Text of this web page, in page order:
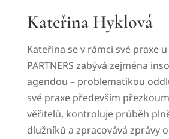
Kateřina Hyklová
Kateřina se v rámci své praxe u
PARTNERS zabývá zejména
agendou – problematikou
své praxe především
věřitelů, kontroluje průběh
dlužníků a zpracovává zprávy